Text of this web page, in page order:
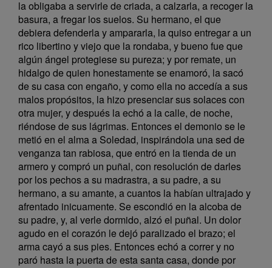
la obligaba a servirle de criada, a calzarla, a recoger la
basura, a fregar los suelos. Su hermano, el que
debiera defenderla y ampararla, la quiso entregar a un
rico libertino y viejo que la rondaba, y bueno fue que
algún ángel protegiese su pureza; y por remate, un
hidalgo de quien honestamente se enamoró, la sacó
de su casa con engaño, y como ella no accedía a sus
malos propósitos, la hizo presenciar sus solaces con
otra mujer, y después la echó a la calle, de noche,
riéndose de sus lágrimas. Entonces el demonio se le
metió en el alma a Soledad, inspirándola una sed de
venganza tan rabiosa, que entró en la tienda de un
armero y compró un puñal, con resolución de darles
por los pechos a su madrastra, a su padre, a su
hermano, a su amante, a cuantos la habían ultrajado y
afrentado inicuamente. Se escondió en la alcoba de
su padre, y, al verle dormido, alzó el puñal. Un dolor
agudo en el corazón le dejó paralizado el brazo; el
arma cayó a sus pies. Entonces echó a correr y no
paró hasta la puerta de esta santa casa, donde por